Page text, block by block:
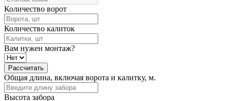
Количество ворот
Количество калиток
Вам нужен монтаж?
Рассчитать
Общая длина, включая ворота и калитку, м.
Высота забора